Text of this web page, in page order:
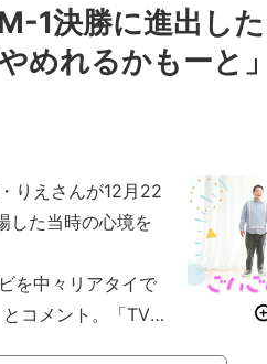
1決勝に進出し
めれるかもーと」
りえさんが12月22
した当時の心境を
を中々リアタイで
コメント。「TV e